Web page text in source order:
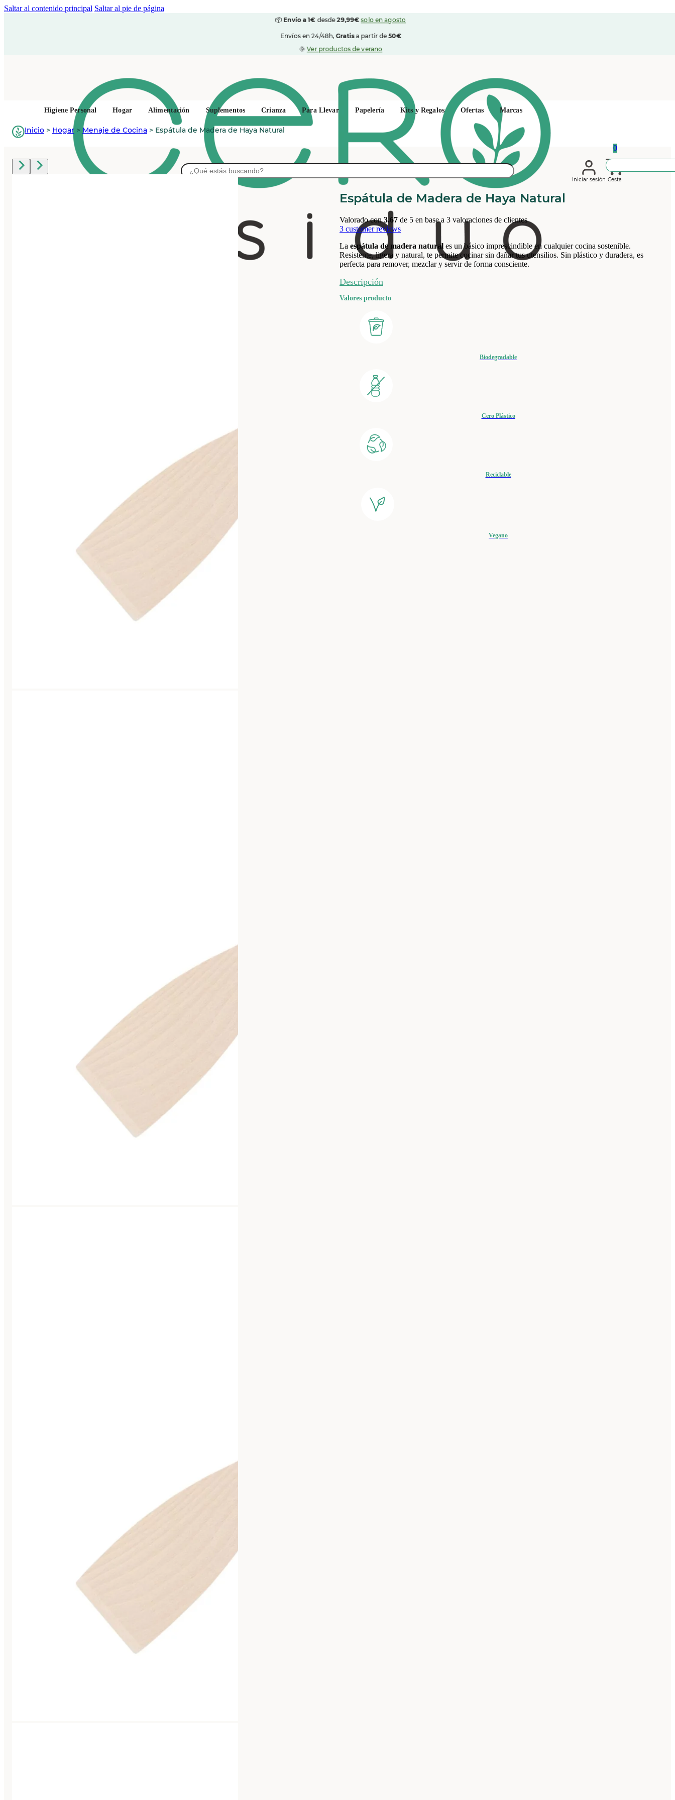
Saltar al contenido principal Saltar al pie de página
📦Envío a 1€desde29,99€ solo en agosto
Envíos en 24/48h,Gratisa partir de50€
🌞Ver productos de verano
Buscar
Iniciar sesión
0
Cesta
Higiene Personal Hogar Alimentación Suplementos Crianza Para Llevar Papelería Kits y Regalos Ofertas Marcas
Inicio > Hogar > Menaje de Cocina > Espátula de Madera de Haya Natural
Espátula de Madera de Haya Natural
Valorado con3.67 de 5 en base a 3 valoraciones de clientes
3 customer reviews
La espátula de madera natural es un básico imprescindible en cualquier cocina sostenible.
Resistente, ligera y natural, te permite cocinar sin dañar tus utensilios. Sin plástico y duradera, es
perfecta para remover, mezclar y servir de forma consciente.
Descripción
Valores producto
Biodegradable
Cero Plástico
Reciclable
Vegano